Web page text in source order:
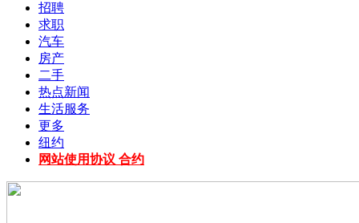
招聘
求职
汽车
房产
二手
热点新闻
生活服务
更多
纽约
网站使用协议 合约